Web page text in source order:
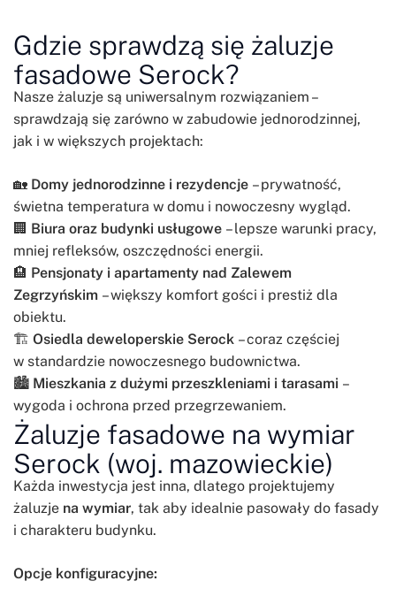
Gdzie sprawdzą się żaluzje
fasadowe Serock?
Nasze żaluzje są uniwersalnym rozwiązaniem –
sprawdzają się zarówno w zabudowie jednorodzinnej,
jak i w większych projektach:
🏡 Domy jednorodzinne i rezydencje – prywatność,
świetna temperatura w domu i nowoczesny wygląd.
🏢 Biura oraz budynki usługowe – lepsze warunki pracy,
mniej refleksów, oszczędności energii.
🏨 Pensjonaty i apartamenty nad Zalewem
Zegrzyńskim – większy komfort gości i prestiż dla
obiektu.
🏗️ Osiedla deweloperskie Serock – coraz częściej
w standardzie nowoczesnego budownictwa.
🏙️ Mieszkania z dużymi przeszkleniami i tarasami –
wygoda i ochrona przed przegrzewaniem.
Żaluzje fasadowe na wymiar
Serock (woj. mazowieckie)
Każda inwestycja jest inna, dlatego projektujemy
żaluzje na wymiar, tak aby idealnie pasowały do fasady
i charakteru budynku.
Opcje konfiguracyjne: